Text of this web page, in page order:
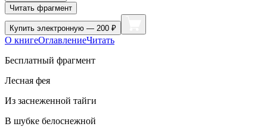
Читать фрагмент
Купить электронную — 200 ₽
О книгеОглавлениеЧитать
Бесплатный фрагмент
Лесная фея
Из заснеженной тайги
В шубке белоснежной